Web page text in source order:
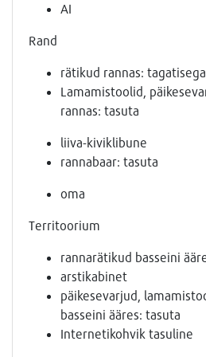
AI
Rand
rätikud rannas: tagatisega
Lamamistoolid,
rannas: tasuta
liiva-kiviklibune
rannabaar: tasuta
oma
Territoorium
rannarätikud basseini
arstikabinet
päikesevarjud,
basseini ääres: tasuta
Internetikohvik tasuline